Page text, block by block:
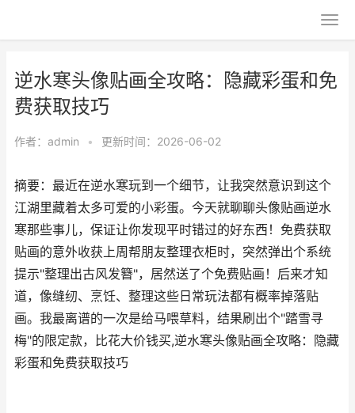
逆水寒头像贴画全攻略：隐藏彩蛋和免
费获取技巧
作者： admin • 更新时间：2026-06-02
摘要：最近在逆水寒玩到一个细节，让我突然意识到这个
江湖里藏着太多可爱的小彩蛋。今天就聊聊头像贴画逆水
寒那些事儿，保证让你发现平时错过的好东西！免费获取
贴画的意外收获上周帮朋友整理衣柜时，突然弹出个系统
提示"整理出古风发簪"，居然送了个免费贴画！后来才知
道，像缝纫、烹饪、整理这些日常玩法都有概率掉落贴
画。我最离谱的一次是给马喂草料，结果刷出个"踏雪寻
梅"的限定款，比花大价钱买,逆水寒头像贴画全攻略：隐藏
彩蛋和免费获取技巧